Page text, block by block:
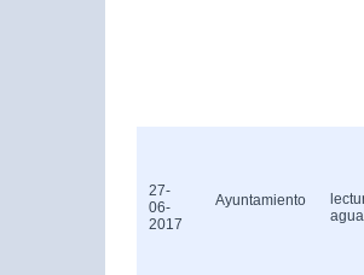
27-
06-
2017
Ayuntamiento